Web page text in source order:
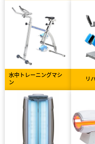
水中トレーニングマシ
ン
リ